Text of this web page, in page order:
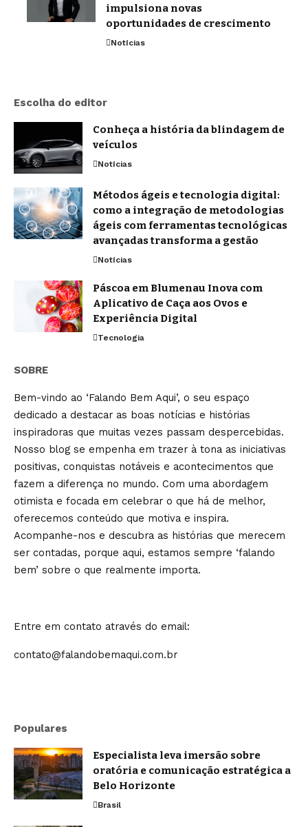
impulsiona novas
oportunidades de crescimento
Notícias
Escolha do editor
Conheça a história da blindagem de
veículos
Notícias
Métodos ágeis e tecnologia digital:
como a integração de metodologias
ágeis com ferramentas tecnológicas
avançadas transforma a gestão
Notícias
Páscoa em Blumenau Inova com
Aplicativo de Caça aos Ovos e
Experiência Digital
Tecnologia
SOBRE
Bem-vindo ao ‘Falando Bem Aqui’, o seu espaço
dedicado a destacar as boas notícias e histórias
inspiradoras que muitas vezes passam despercebidas.
Nosso blog se empenha em trazer à tona as iniciativas
positivas, conquistas notáveis e acontecimentos que
fazem a diferença no mundo. Com uma abordagem
otimista e focada em celebrar o que há de melhor,
oferecemos conteúdo que motiva e inspira.
Acompanhe-nos e descubra as histórias que merecem
ser contadas, porque aqui, estamos sempre ‘falando
bem’ sobre o que realmente importa.
Entre em contato através do email:
contato@falandobemaqui.com.br
Populares
Especialista leva imersão sobre
oratória e comunicação estratégica a
Belo Horizonte
Brasil